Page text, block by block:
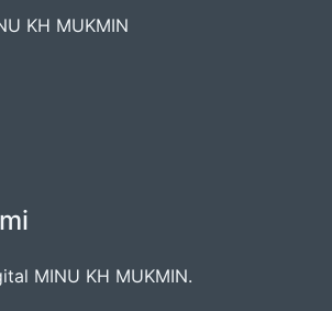
KH MUKMIN
MINU KH MUKMIN.